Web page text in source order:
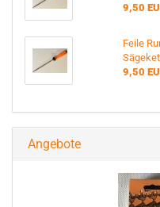
9,50
Feile
9,50
Angebote